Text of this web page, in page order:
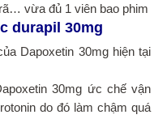
vừa đủ 1 viên bao phim
durapil 30mg
Dapoxetin 30mg hiện tại
30mg ức chế vận
do đó làm chậm quá